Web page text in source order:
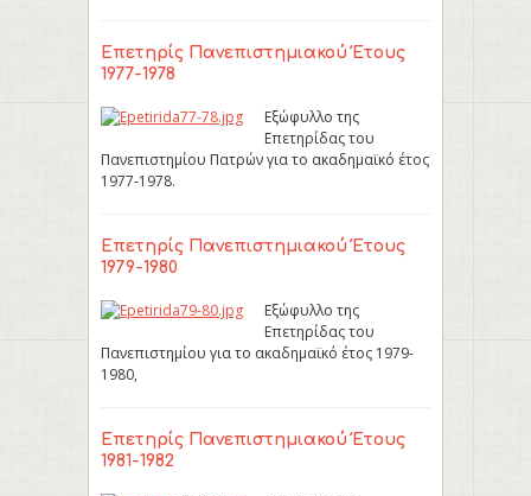
Επετηρίς Πανεπιστημιακού Έτους
1977-1978
Εξώφυλλο της
Επετηρίδας του
Πανεπιστημίου Πατρών για το ακαδημαϊκό έτος
1977-1978.
Επετηρίς Πανεπιστημιακού Έτους
1979-1980
Εξώφυλλο της
Επετηρίδας του
Πανεπιστημίου για το ακαδημαϊκό έτος 1979-
1980,
Επετηρίς Πανεπιστημιακού Έτους
1981-1982